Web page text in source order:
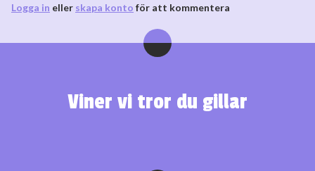
Logga in eller skapa konto för att kommentera
Viner vi tror du gillar